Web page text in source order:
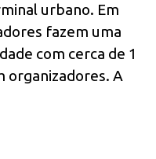
urbano. Em
fazem uma
com cerca de 1
organizadores. A